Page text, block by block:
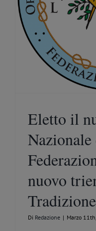
Eletto il
nuovo
Di Redazione | Marzo